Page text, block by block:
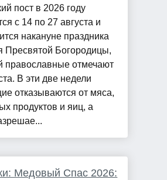
пост в 2026 году
с 14 по 27 августа и
накануне праздника
Пресвятой Богородицы,
православные отмечают
В эти две недели
отказываются от мяса,
продуктов и яиц, а
Медовый Спас 2026: